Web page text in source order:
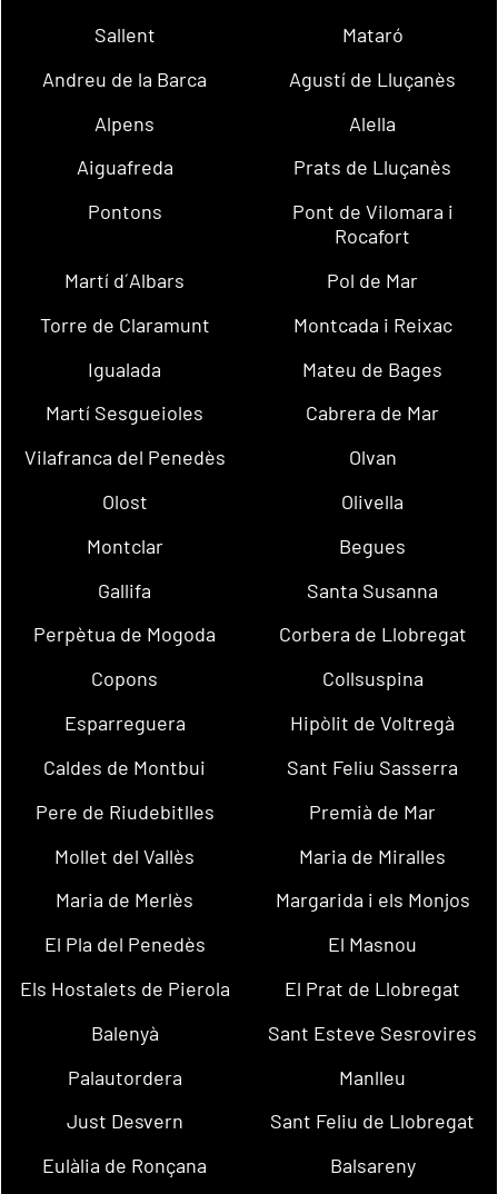
Sallent
Mataró
Andreu de la Barca
Agustí de Lluçanès
Alpens
Alella
Aiguafreda
Prats de Lluçanès
Pontons
Pont de Vilomara i
Rocafort
Martí d´Albars
Pol de Mar
Torre de Claramunt
Montcada i Reixac
Igualada
Mateu de Bages
Martí Sesgueioles
Cabrera de Mar
Vilafranca del Penedès
Olvan
Olost
Olivella
Montclar
Begues
Gallifa
Santa Susanna
Perpètua de Mogoda
Corbera de Llobregat
Copons
Collsuspina
Esparreguera
Hipòlit de Voltregà
Caldes de Montbui
Sant Feliu Sasserra
Pere de Riudebitlles
Premià de Mar
Mollet del Vallès
Maria de Miralles
Maria de Merlès
Margarida i els Monjos
El Pla del Penedès
El Masnou
Els Hostalets de Pierola
El Prat de Llobregat
Balenyà
Sant Esteve Sesrovires
Palautordera
Manlleu
Just Desvern
Sant Feliu de Llobregat
Eulàlia de Ronçana
Balsareny